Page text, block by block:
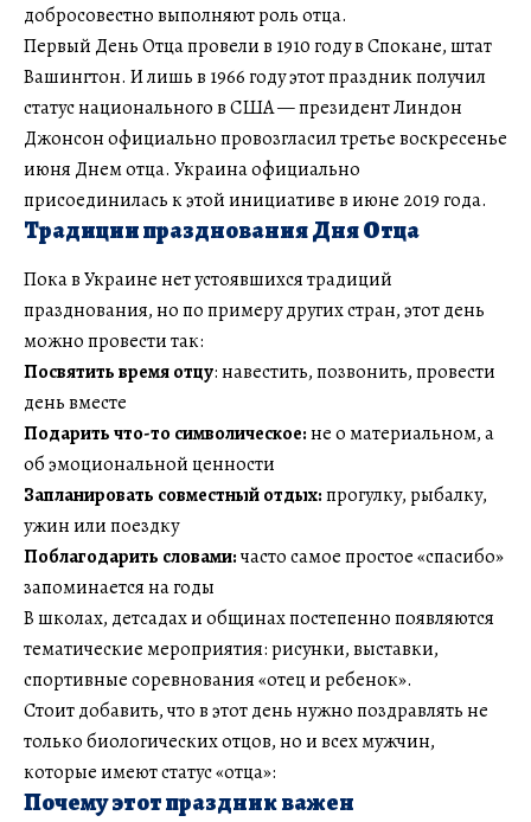
добросовестно выполняют роль отца.
Первый День Отца провели в 1910 году в Спокане, штат
Вашингтон. И лишь в 1966 году этот праздник получил
статус национального в США — президент Линдон
Джонсон официально провозгласил третье воскресенье
июня Днем отца. Украина официально
присоединилась к этой инициативе в июне 2019 года.
Традиции празднования Дня Отца
Пока в Украине нет устоявшихся традиций
празднования, но по примеру других стран, этот день
можно провести так:
Посвятить время отцу: навестить, позвонить, провести
день вместе
Подарить что-то символическое:не о материальном, а
об эмоциональной ценности
Запланировать совместный отдых:прогулку, рыбалку,
ужин или поездку
Поблагодарить словами:часто самое простое «спасибо»
запоминается на годы
В школах, детсадах и общинах постепенно появляются
тематические мероприятия: рисунки, выставки,
спортивные соревнования «отец и ребенок».
Стоит добавить, что в этот день нужно поздравлять не
только биологических отцов, но и всех мужчин,
которые имеют статус «отца»:
Почему этот праздник важен